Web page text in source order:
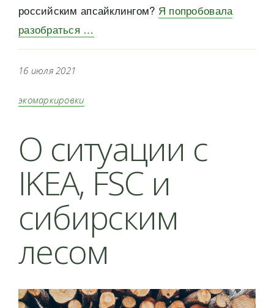
российским апсайклингом? Я попробовала
разобраться …
16 июля 2021
экомаркировки
О ситуации с
IKEA, FSC и
сибирским
лесом